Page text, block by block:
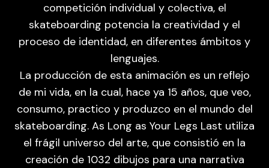
competición individual y colectiva, el
skateboarding potencia la creatividad y el
proceso de identidad, en diferentes ámbitos y
lenguajes.
La producción de esta animación es un reflejo
de mi vida, en la cual, hace ya 15 años, que veo,
consumo, practico y produzco en el mundo del
skateboarding. As Long as Your Legs Last utiliza
el frágil universo del arte, que consistió en la
creación de 1032 dibujos para una narrativa